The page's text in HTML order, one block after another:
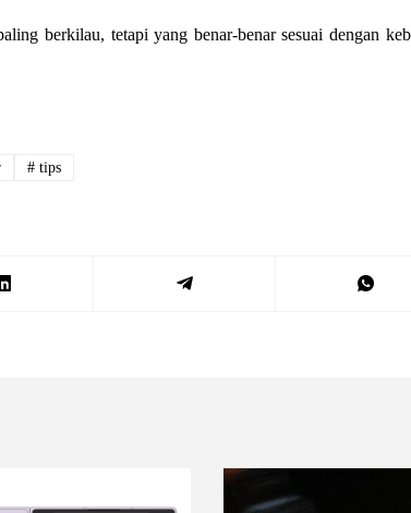
berkilau, tetapi yang benar-benar sesuai dengan
# tips